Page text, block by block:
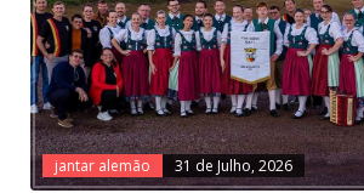
jantar alemão 31 de Julho, 2026